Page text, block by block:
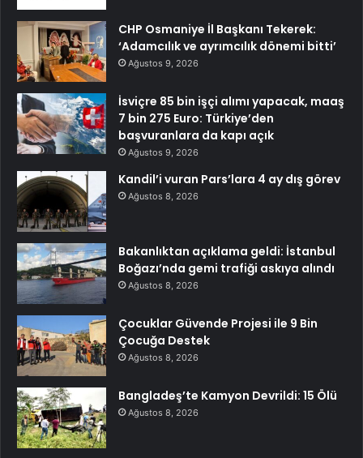
CHP Osmaniye İl Başkanı Tekerek:
‘Adamcılık ve ayrımcılık dönemi bitti’
Ağustos 9, 2026
İsviçre 85 bin işçi alımı yapacak, maaş
7 bin 275 Euro: Türkiye’den
başvuranlara da kapı açık
Ağustos 9, 2026
Kandil’i vuran Pars’lara 4 ay dış görev
Ağustos 8, 2026
Bakanlıktan açıklama geldi: İstanbul
Boğazı’nda gemi trafiği askıya alındı
Ağustos 8, 2026
Çocuklar Güvende Projesi ile 9 Bin
Çocuğa Destek
Ağustos 8, 2026
Bangladeş’te Kamyon Devrildi: 15 Ölü
Ağustos 8, 2026